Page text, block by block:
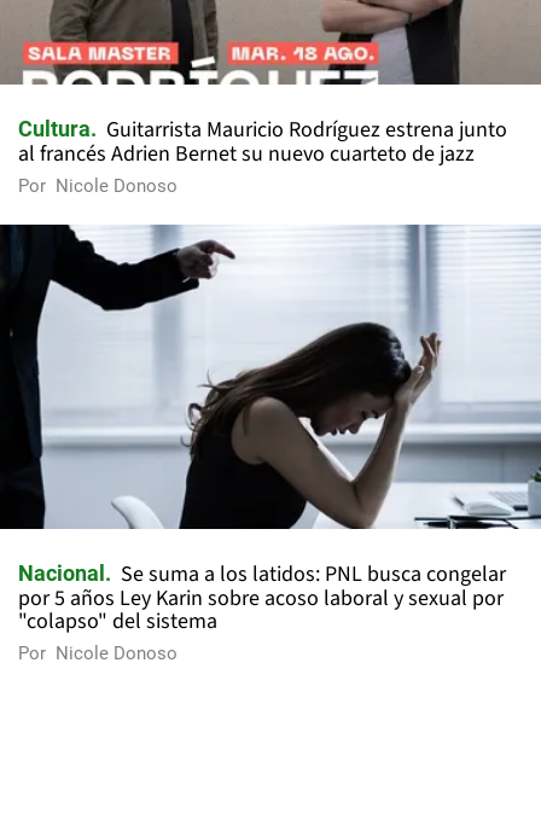
Cultura
Guitarrista Mauricio Rodríguez estrena junto
al francés Adrien Bernet su nuevo cuarteto de jazz
Por Nicole Donoso
Nacional
Se suma a los latidos: PNL busca congelar
por 5 años Ley Karin sobre acoso laboral y sexual por
"colapso" del sistema
Por Nicole Donoso